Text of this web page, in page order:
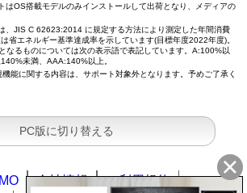
OS搭載モデルのみインストールして出荷となり、メディアの
JIS C 62623:2014 に規定する方法により測定した年間消費
省エネルギー基準達成率を示しています(目標年度2022年度)。
なるものについては次の表示語で表記しています。A:100%以
未満、AAA:140%以上。
能に関する内容は、サポート対象外となります。予めご了承く
PC版に切り替える
会社情報 ご利用規約